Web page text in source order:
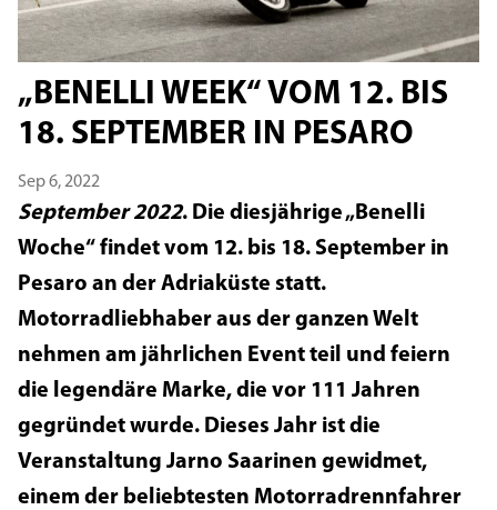
„BENELLI WEEK“ VOM 12. BIS
18. SEPTEMBER IN PESARO
Sep 6, 2022
September 2022. Die diesjährige „Benelli
Woche“ findet vom 12. bis 18. September in
Pesaro an der Adriaküste statt.
Motorradliebhaber aus der ganzen Welt
nehmen am jährlichen Event teil und feiern
die legendäre Marke, die vor 111 Jahren
gegründet wurde. Dieses Jahr ist die
Veranstaltung Jarno Saarinen gewidmet,
einem der beliebtesten Motorradrennfahrer